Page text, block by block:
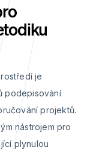
je
podepisování
projektů.
nástrojem pro
plynulou